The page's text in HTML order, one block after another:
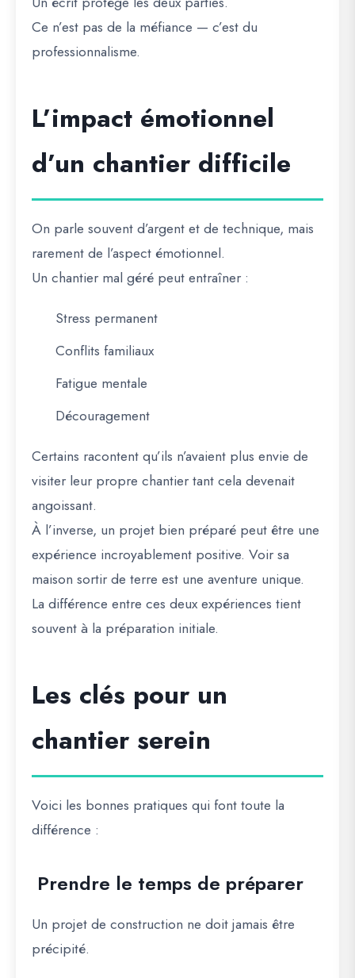
Ce n’est pas de la méfiance — c’est du
professionnalisme.
L’impact émotionnel
d’un chantier difficile
On parle souvent d’argent et de technique, mais
rarement de l’aspect émotionnel.
Un chantier mal géré peut entraîner :
Stress permanent
Conflits familiaux
Fatigue mentale
Découragement
Certains racontent qu’ils n’avaient plus envie de
visiter leur propre chantier tant cela devenait
angoissant.
À l’inverse, un projet bien préparé peut être une
expérience incroyablement positive. Voir sa
maison sortir de terre est une aventure unique.
La différence entre ces deux expériences tient
souvent à la préparation initiale.
Les clés pour un
chantier serein
Voici les bonnes pratiques qui font toute la
différence :
Prendre le temps de préparer
Un projet de construction ne doit jamais être
précipité.